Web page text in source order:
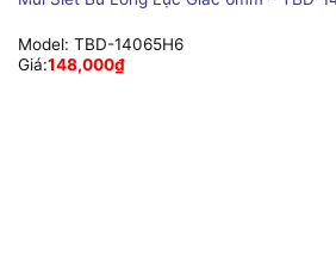
Model: TBD-14065H6
Giá:148,000₫